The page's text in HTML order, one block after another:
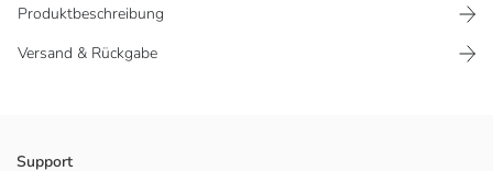
Produktbeschreibung
Versand & Rückgabe
Rock mit Metallschnalle, Drapierungsdetail und Schlitz.
Support